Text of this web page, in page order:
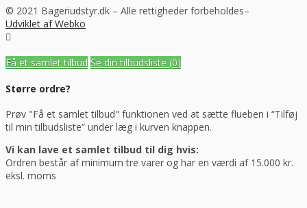
© 2021 Bageriudstyr.dk – Alle rettigheder forbeholdes–
Udviklet af Webko
Få et samlet tilbud Se din tilbudsliste (0)
Større ordre?
Prøv "Få et samlet tilbud" funktionen ved at sætte flueben i “Tilføj
til min tilbudsliste” under læg i kurven knappen.
Vi kan lave et samlet tilbud til dig hvis:
Ordren består af minimum tre varer og har en værdi af 15.000 kr.
eksl. moms